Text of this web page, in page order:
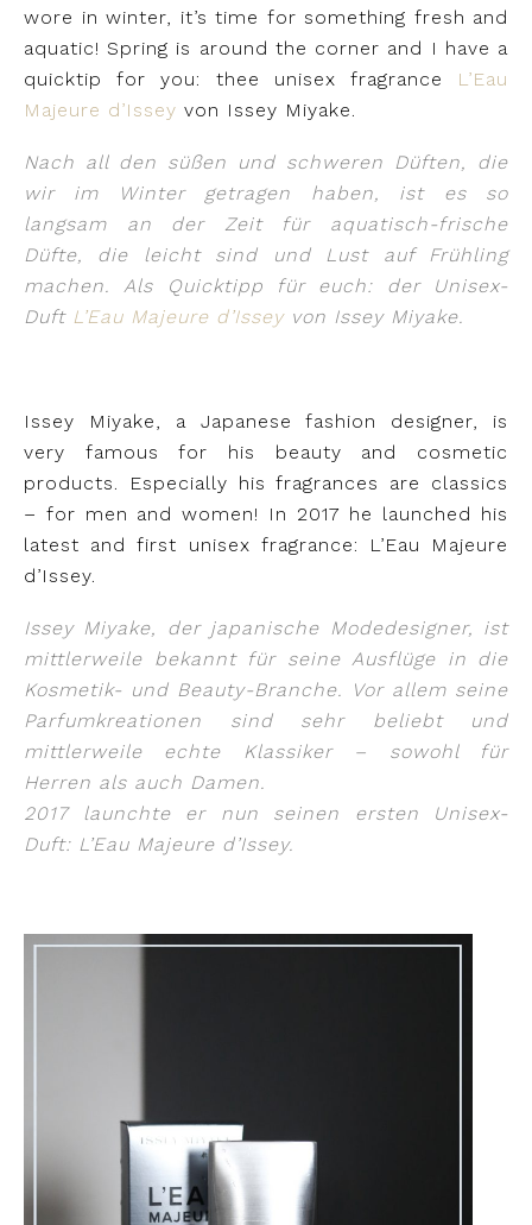
wore in winter, it’s time for something fresh and
aquatic! Spring is around the corner and I have a
quicktip for you: thee unisex fragrance
L’Eau
Majeure d’Issey von Issey Miyake.
Nach all den süßen und schweren Düften, die
wir im Winter getragen haben, ist es so
langsam an der Zeit für aquatisch-frische
Düfte, die leicht sind und Lust auf Frühling
machen. Als Quicktipp für euch: der Unisex-
Duft L’Eau Majeure d’Isseyvon Issey Miyake.
Issey Miyake, a Japanese fashion designer, is
very famous for his beauty and cosmetic
products. Especially his fragrances are classics
– for men and women! In 2017 he launched his
latest and first unisex fragrance: L’Eau Majeure
d’Issey.
Issey Miyake, der japanische Modedesigner, ist
mittlerweile bekannt für seine Ausflüge in die
Kosmetik- und Beauty-Branche. Vor allem seine
Parfumkreationen sind sehr beliebt und
mittlerweile echte Klassiker – sowohl für
Herren als auch Damen.
2017 launchte er nun seinen ersten Unisex-
Duft: L’Eau Majeure d’Issey.